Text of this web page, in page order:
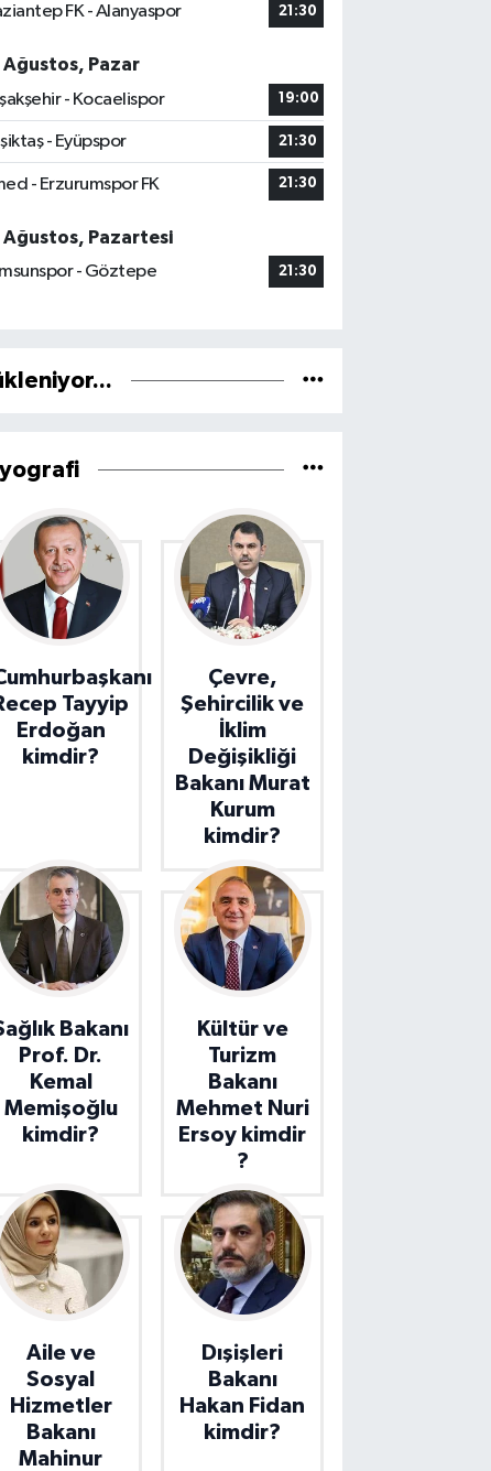
FK - Alanyaspor 21:30
Ağustos, Pazar
- Kocaelispor
19:00
- Eyüpspor 21:30
- Erzurumspor FK 21:30
Ağustos, Pazartesi
- Göztepe
21:30
Tayyip
Erdoğan
kimdir?
Çevre,
Şehircilik ve
İklim
Değişikliği
Bakanı Murat
Kurum
kimdir?
Bakanı
Prof. Dr.
Kemal
Memişoğlu
kimdir?
Kültür ve
Turizm
Bakanı
Mehmet Nuri
Ersoy kimdir
?
Aile ve
Sosyal
Hizmetler
Bakanı
Mahinur
Dışişleri
Bakanı
Hakan Fidan
kimdir?